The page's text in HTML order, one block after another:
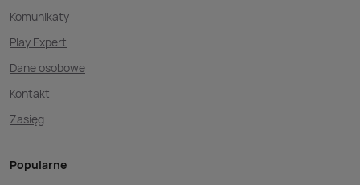
Komunikaty
Play Expert
Dane osobowe
Kontakt
Zasięg
Popularne